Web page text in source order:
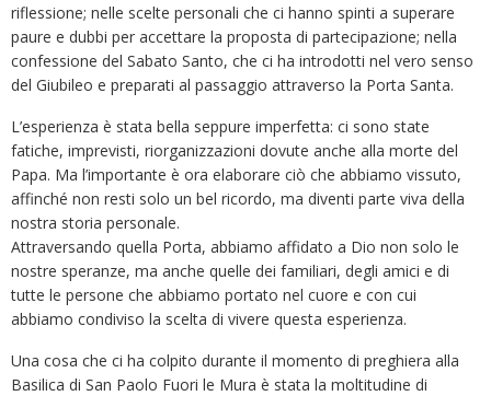
riflessione; nelle scelte personali che ci hanno spinti a superare
paure e dubbi per accettare la proposta di partecipazione; nella
confessione del Sabato Santo, che ci ha introdotti nel vero senso
del Giubileo e preparati al passaggio attraverso la Porta Santa.
L’esperienza è stata bella seppure imperfetta: ci sono state
fatiche, imprevisti, riorganizzazioni dovute anche alla morte del
Papa. Ma l’importante è ora elaborare ciò che abbiamo vissuto,
affinché non resti solo un bel ricordo, ma diventi parte viva della
nostra storia personale.
Attraversando quella Porta, abbiamo affidato a Dio non solo le
nostre speranze, ma anche quelle dei familiari, degli amici e di
tutte le persone che abbiamo portato nel cuore e con cui
abbiamo condiviso la scelta di vivere questa esperienza.
Una cosa che ci ha colpito durante il momento di preghiera alla
Basilica di San Paolo Fuori le Mura è stata la moltitudine di